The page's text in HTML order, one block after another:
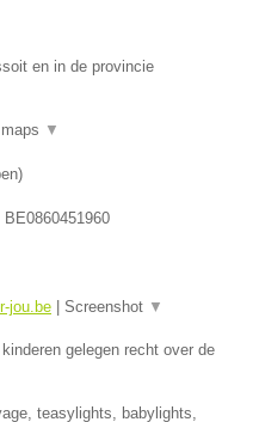
en in de provincie
▼
)
BE0860451960
jou.be Screenshot ▼
gelegen recht over de
teasylights, babylights,